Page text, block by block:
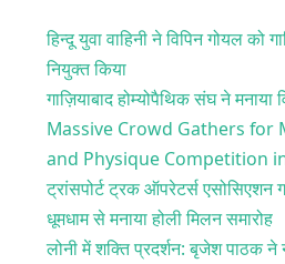
हिन्दू युवा वाहिनी ने विपिन गोयल को
नियुक्त किया
गाज़ियाबाद होम्योपैथिक संघ ने मनाया
Massive Crowd Gathers for
and Physique Competition
ट्रांसपोर्ट ट्रक ऑपरेटर्स एसोसिएशन
धूमधाम से मनाया होली मिलन समारोह
लोनी में शक्ति प्रदर्शन: बृजेश पाठक ने